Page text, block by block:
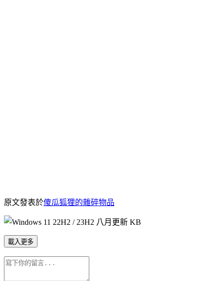
原文發表於傻瓜狐狸的雜碎物品
載入更多